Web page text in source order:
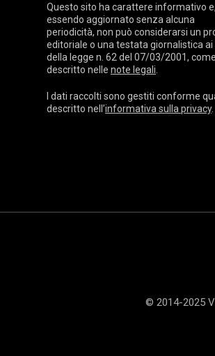
Questo sito ha carattere informativo e,
essendo aggiornato senza alcuna
periodicità, non può considerarsi un
editoriale o una testata giornalistica ai
della legge n. 62 del 07/03/2001, come
descritto nelle note legali
I dati raccolti sono gestiti conforme
descritto nell’informativa sulla privacy.
© 2014-2025